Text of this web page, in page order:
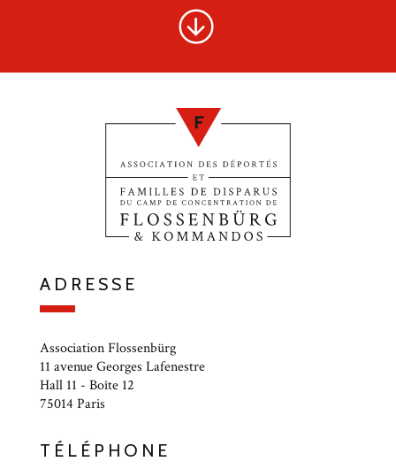
ADRESSE
Association Flossenbürg
11 avenue Georges Lafenestre
Hall 11 - Boîte 12
75014 Paris
TÉLÉPHONE